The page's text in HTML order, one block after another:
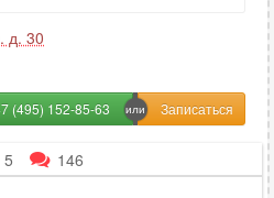
д. 30
(495) 152-85-63
5 146